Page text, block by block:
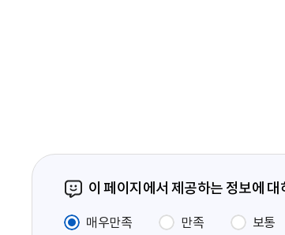
이 페이지에서 제공하는 정보에
매우만족 만족 보통